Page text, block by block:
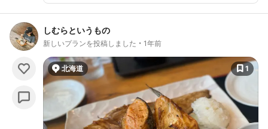
しむらというもの
新しいプランを投稿しました 1年前
北海道 1